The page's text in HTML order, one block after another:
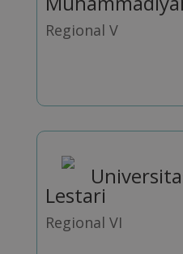
Regional V
Lestari
Regional VI